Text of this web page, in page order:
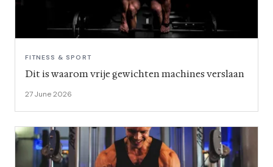
FITNESS & SPORT
Dit is waarom vrije gewichten machines verslaan
27 June 2026